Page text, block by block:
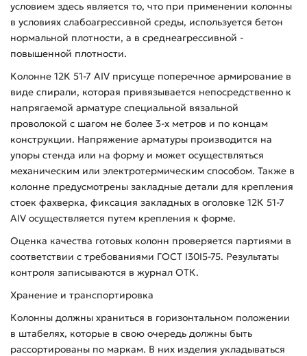
условием здесь является то, что при применении колонны
в условиях слабоагрессивной среды, используется бетон
нормальной плотности, а в среднеагрессивной -
повышенной плотности.
Колонне 12К 51-7 АIV присуще поперечное армирование в
виде спирали, которая привязывается непосредственно к
напрягаемой арматуре специальной вязальной
проволокой с шагом не более 3-х метров и по концам
конструкции. Напряжение арматуры производится на
упоры стенда или на форму и может осуществляться
механическим или электротермическим способом. Также в
колонне предусмотрены закладные детали для крепления
стоек фахверка, фиксация закладных в оголовке 12К 51-7
АIV осуществляется путем крепления к форме.
Оценка качества готовых колонн проверяется партиями в
соответствии с требованиями ГОСТ I30I5-75. Результаты
контроля записываются в журнал ОТК.
Хранение и транспортировка
Колонны должны храниться в горизонтальном положении
в штабелях, которые в свою очередь должны быть
рассортированы по маркам. В них изделия укладываться